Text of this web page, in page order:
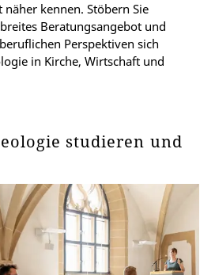
kennen. Stöbern Sie
Beratungsangebot und
Perspektiven sich
in Kirche, Wirtschaft und
studieren und